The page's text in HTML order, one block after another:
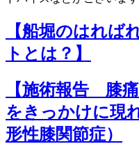
【船堀のはれば
トとは？】
【施術報告 膝
をきっかけに現
形性膝関節症）